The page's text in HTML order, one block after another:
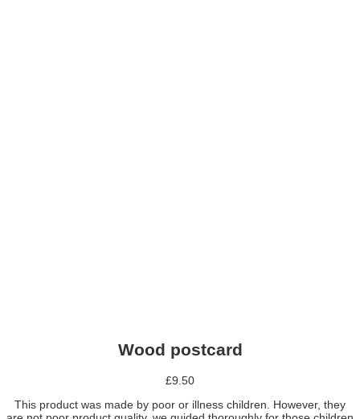
Wood postcard
£9.50
This product was made by poor or illness children. However, they